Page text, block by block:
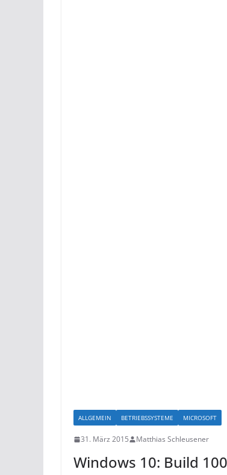
ALLGEMEIN BETRIEBSSYSTEME MICROSOFT
31. März 2015 Matthias Schleusener
Windows 10: Build